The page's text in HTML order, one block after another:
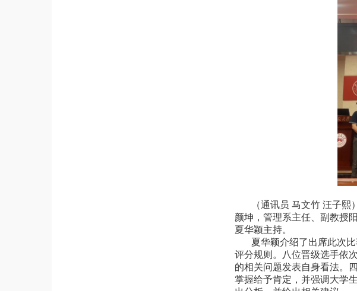
（通讯员 马文竹 汪子熙）
颜坤，管理系主任、副教授
夏华颖主持。
夏华颖介绍了出席此次比
评分规则。八位晋级选手依
的相关问题发表自身看法。
掌握给予肯定，并强调大学